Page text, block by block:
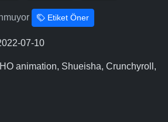
Etiket Öner
07-10
animation, Shueisha, Crunchyroll,